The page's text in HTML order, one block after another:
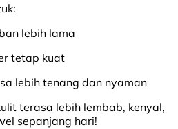
lebih lama
tetap kuat
lebih tenang dan nyaman
terasa lebih lembab, kenyal,
sepanjang hari!